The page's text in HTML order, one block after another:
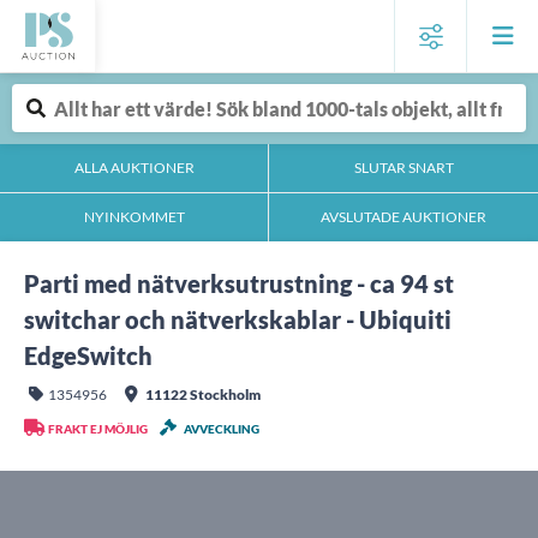
ALLA AUKTIONER SLUTAR SNART
NYINKOMMET AVSLUTADE AUKTIONER
Parti med nätverksutrustning - ca 94 st
switchar och nätverkskablar - Ubiquiti
EdgeSwitch
1354956 11122 Stockholm
FRAKT EJ MÖJLIG AVVECKLING